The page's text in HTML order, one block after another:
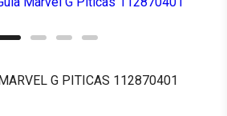
G PITICAS 112870401